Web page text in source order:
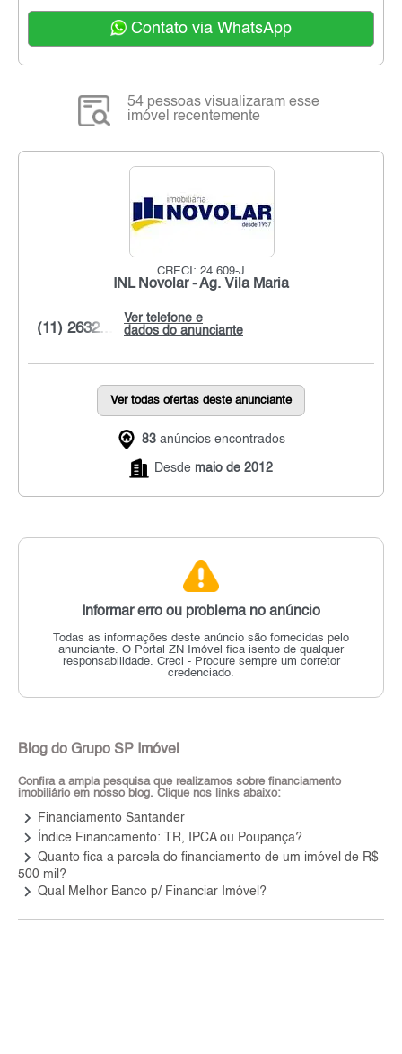
Contato via WhatsApp
54 pessoas visualizaram esse
imóvel recentemente
CRECI: 24.609-J
INL Novolar - Ag. Vila Maria
Ver telefone e
dados do anunciante
(11) 2632...
Ver todas ofertas deste anunciante
83 anúncios encontrados
Desde maio de 2012
Informar erro ou problema no anúncio
Todas as informações deste anúncio são fornecidas pelo
anunciante. O Portal ZN Imóvel fica isento de qualquer
responsabilidade. Creci - Procure sempre um corretor
credenciado.
Blog do Grupo SP Imóvel
Confira a ampla pesquisa que realizamos sobre financiamento
imobiliário em nosso blog. Clique nos links abaixo:
keyboard_arrow_right Financiamento Santander
keyboard_arrow_right Índice Financamento: TR, IPCA ou Poupança?
keyboard_arrow_right Quanto fica a parcela do financiamento de um imóvel de R$
500 mil?
keyboard_arrow_right Qual Melhor Banco p/ Financiar Imóvel?